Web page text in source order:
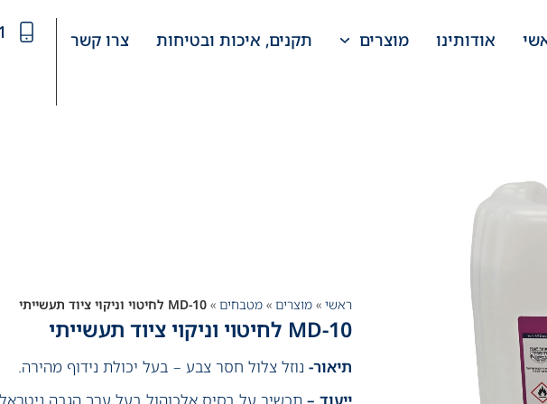
אודותינו מוצרים תקנים, איכות ובטיחות צרו קשר
ראשי »מוצרים »מטבחים »MD-10 לחיטוי וניקוי ציוד תעשייתי
MD-10 לחיטוי וניקוי ציוד תעשייתי
תיאור- נוזל צלול חסר צבע – בעל יכולת נידוף מהירה.
ייעוד – תכשיר על בסיס אלכוהול בעל ערך הגבה